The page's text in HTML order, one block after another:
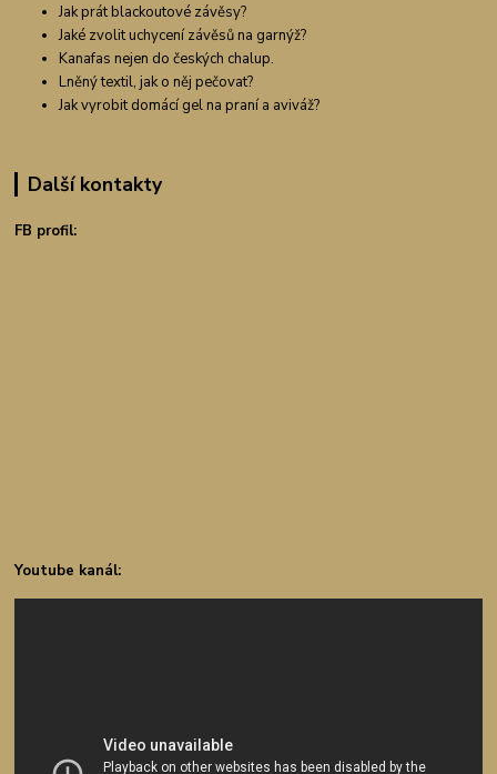
Jak prát blackoutové závěsy?
Jaké zvolit uchycení závěsů na garnýž?
Kanafas nejen do českých chalup.
Lněný textil, jak o něj pečovat?
Jak vyrobit domácí gel na praní a aviváž?
Další kontakty
FB profil:
Youtube kanál: